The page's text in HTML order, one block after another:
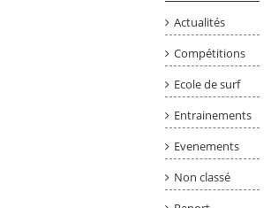
Actualités
Compétitions
Ecole de surf
Entrainements
Evenements
Non classé